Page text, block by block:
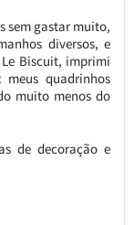
sem gastar muito,
diversos, e
Biscuit, imprimi
quadrinhos
muito menos do
de decoração e